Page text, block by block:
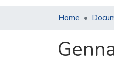
Home